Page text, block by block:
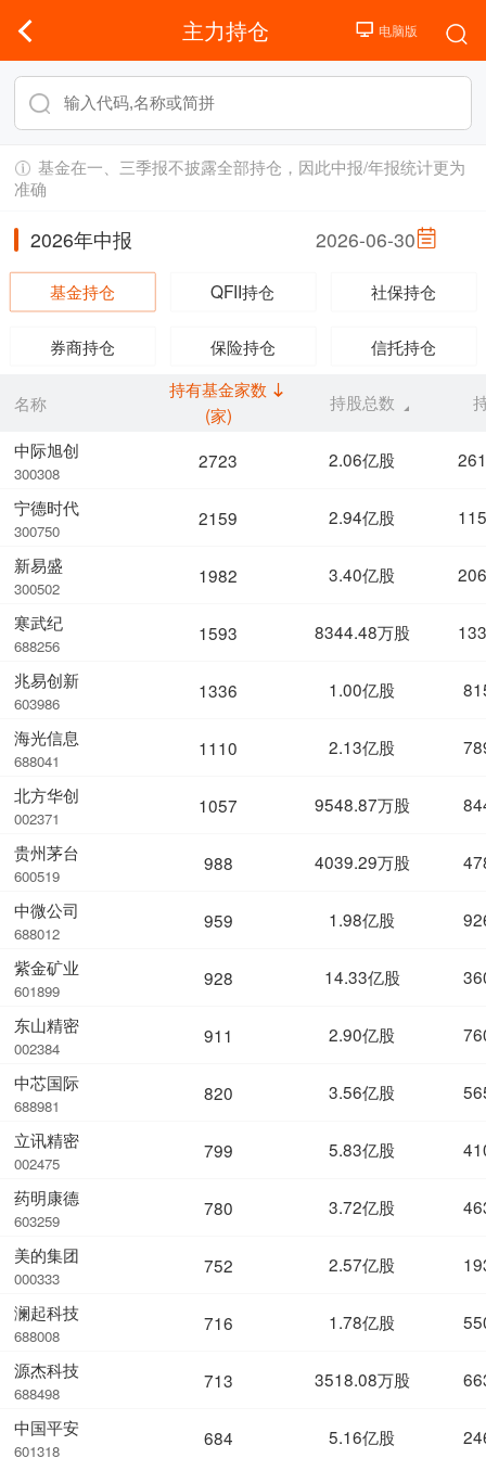
主力持仓
基金在一、三季报不披露全部持仓，因此中报/年报统计更为
准确
2026年中报 2026-06-30
基金持仓 QFII持仓 社保持仓
券商持仓 保险持仓 信托持仓
名称
中际旭创
300308
宁德时代
300750
新易盛
300502
寒武纪
688256
兆易创新
603986
海光信息
688041
北方华创
002371
贵州茅台
600519
中微公司
688012
紫金矿业
601899
东山精密
002384
中芯国际
688981
立讯精密
002475
药明康德
603259
美的集团
000333
澜起科技
688008
源杰科技
688498
中国平安
601318
持有基金家数
(家)
持股总数
2723 2.06亿股
2159 2.94亿股
1982 3.40亿股
1593 8344.48万股
1336 1.00亿股
1110 2.13亿股
1057 9548.87万股
988 4039.29万股
959 1.98亿股
928 14.33亿股
911 2.90亿股
820 3.56亿股
799 5.83亿股
780 3.72亿股
752 2.57亿股
716 1.78亿股
713 3518.08万股
684 5.16亿股